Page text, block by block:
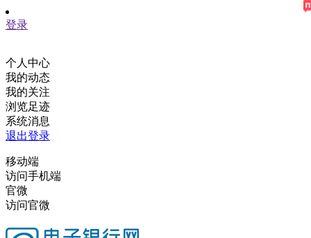
登录
个人中心
我的动态
我的关注
浏览足迹
系统消息
退出登录
移动端
访问手机端
官微
访问官微